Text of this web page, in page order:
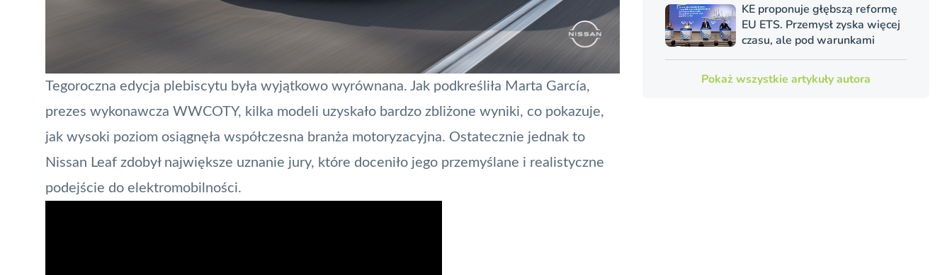
Tegoroczna edycja plebiscytu była wyjątkowo wyrównana. Jak podkreśliła Marta García,
prezes wykonawcza WWCOTY, kilka modeli uzyskało bardzo zbliżone wyniki, co pokazuje,
jak wysoki poziom osiągnęła współczesna branża motoryzacyjna. Ostatecznie jednak to
Nissan Leaf zdobył największe uznanie jury, które doceniło jego przemyślane i realistyczne
podejście do elektromobilności.
KE proponuje głębszą reformę
EU ETS. Przemysł zyska więcej
czasu, ale pod warunkami
Pokaż wszystkie artykuły autora